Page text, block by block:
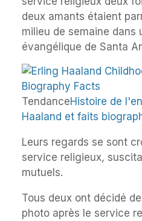
deux amants étaient
milieu de semaine dans
évangélique de Santa
TendanceHistoire de
Haaland et faits
Leurs regards se sont
service religieux,
mutuels.
Tous deux ont décidé
photo après le service